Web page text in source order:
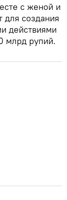
с женой и
для создания
действиями
млрд рупий.